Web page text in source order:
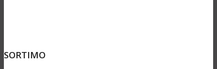
SORTIMO